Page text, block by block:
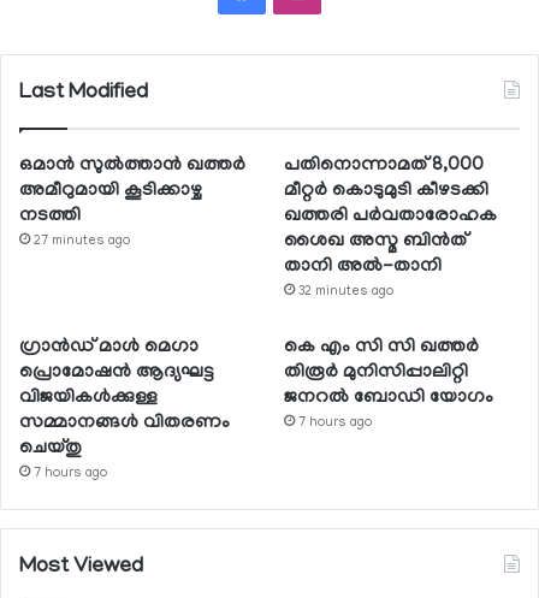
Last Modified
ഒമാന്‍ സുല്‍ത്താന്‍ ഖത്തര്‍
അമീറുമായി കൂടിക്കാഴ്ച
നടത്തി
27 minutes ago
പതിനൊന്നാമത് 8,000
മീറ്റര്‍ കൊടുമുടി കീഴടക്കി
ഖത്തരി പര്‍വതാരോഹക
ശൈഖ അസ്മ ബിന്‍ത്
താനി അല്‍-താനി
32 minutes ago
ഗ്രാന്‍ഡ് മാള്‍ മെഗാ
പ്രൊമോഷന്‍ ആദ്യഘട്ട
വിജയികള്‍ക്കുള്ള
സമ്മാനങ്ങള്‍ വിതരണം
ചെയ്തു
7 hours ago
കെ എം സി സി ഖത്തര്‍
തിരൂര്‍ മുനിസിപ്പാലിറ്റി
ജനറല്‍ ബോഡി യോഗം
7 hours ago
Most Viewed